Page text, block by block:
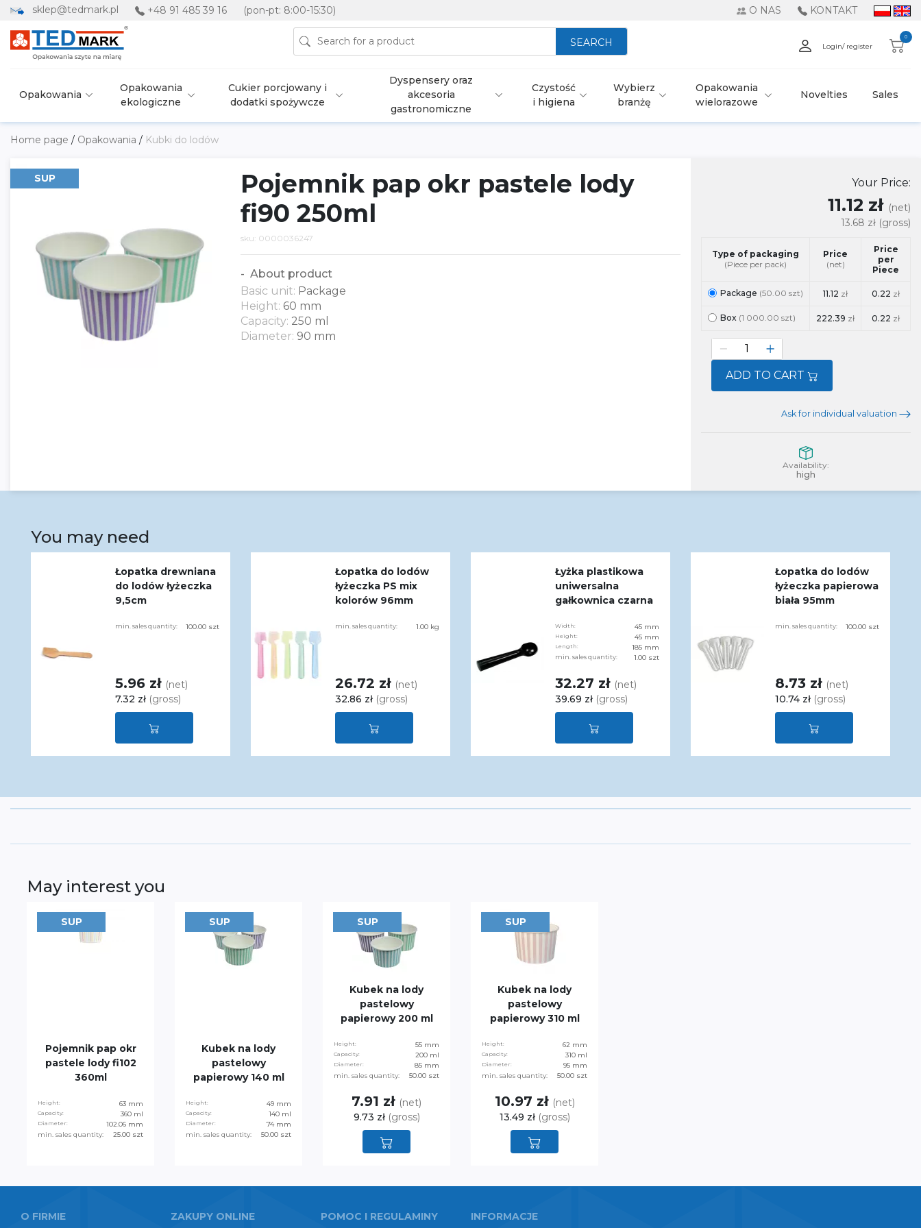
sklep@tedmark.pl +48 91 485 39 16 (pon-pt: 8:00-15:30) O NAS KONTAKT
SEARCH Login/ register
0
Opakowania
Opakowania
ekologiczne
Cukier porcjowany i
dodatki spożywcze
Dyspensery oraz
akcesoria
gastronomiczne
Czystość
i higiena
Wybierz
branżę
Opakowania
wielorazowe
Novelties Sales
Home page / Opakowania / Kubki do lodów
SUP
Pojemnik pap okr pastele lody
fi90 250ml
sku: 0000036247
About product
Basic unit: Package
Height: 60 mm
Capacity: 250 ml
Diameter: 90 mm
Your Price:
11.12 zł (net)
13.68 zł (gross)
Type of packaging
(Piece per pack)
Price
(net)
Price
per
Piece
Package (50.00 szt) 11.12 zł 0.22 zł
Box (1 000.00 szt) 222.39 zł 0.22 zł
ADD TO CART
Ask for individual valuation
Availability:
high
You may need
Łopatka drewniana
do lodów łyżeczka
9,5cm
min. sales quantity: 100.00 szt
5.96 zł (net)
7.32 zł (gross)
Łopatka do lodów
łyżeczka PS mix
kolorów 96mm
min. sales quantity: 1.00 kg
26.72 zł (net)
32.86 zł (gross)
Łyżka plastikowa
uniwersalna
gałkownica czarna
Width: 45 mm
Height: 45 mm
Length: 185 mm
min. sales quantity: 1.00 szt
32.27 zł (net)
39.69 zł (gross)
Łopatka do lodów
łyżeczka papierowa
biała 95mm
min. sales quantity: 100.00 szt
8.73 zł (net)
10.74 zł (gross)
May interest you
SUP
Pojemnik pap okr
pastele lody fi102
360ml
Height: 63 mm
Capacity: 360 ml
Diameter:
102.06 mm
min. sales quantity:
25.00 szt
SUP
Kubek na lody
pastelowy
papierowy 140 ml
Height: 49 mm
Capacity: 140 ml
Diameter:
74 mm
min. sales quantity:
50.00 szt
SUP
Kubek na lody
pastelowy
papierowy 200 ml
Height: 55 mm
Capacity: 200 ml
Diameter:
85 mm
min. sales quantity:
50.00 szt
7.91 zł (net)
9.73 zł (gross)
SUP
Kubek na lody
pastelowy
papierowy 310 ml
Height: 62 mm
Capacity: 310 ml
Diameter:
95 mm
min. sales quantity:
50.00 szt
10.97 zł (net)
13.49 zł (gross)
O FIRMIE ZAKUPY ONLINE POMOC I REGULAMINY INFORMACJE